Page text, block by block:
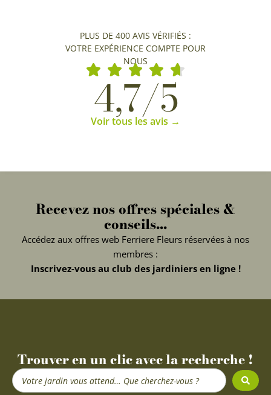
PLUS DE 400 AVIS VÉRIFIÉS :
VOTRE EXPÉRIENCE COMPTE POUR
NOUS
4,7/5
Voir tous les avis →
Recevez nos offres spéciales &
conseils...
Accédez aux offres web Ferriere Fleurs réservées à nos
membres :
Inscrivez-vous au club des jardiniers en ligne !
Trouver en un clic avec la recherche !
Search
...